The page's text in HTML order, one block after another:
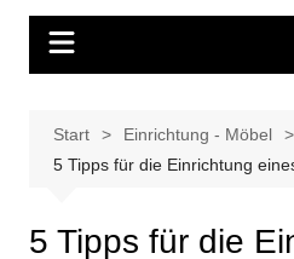
Start
Einrichtung - Möbel
5 Tipps für die Einrichtung
5 Tipps für die